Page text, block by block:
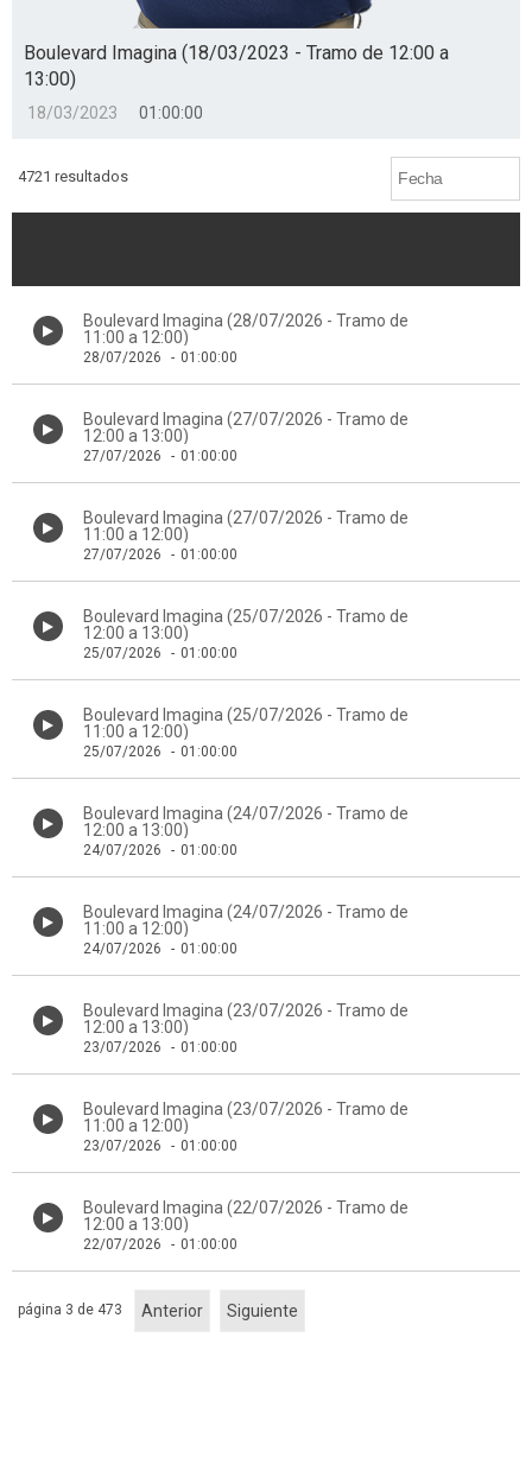
Boulevard Imagina (18/03/2023 - Tramo de 12:00 a
13:00)
18/03/2023 01:00:00
4721 resultados
Boulevard Imagina (28/07/2026 - Tramo de
11:00 a 12:00)
28/07/2026 - 01:00:00
Boulevard Imagina (27/07/2026 - Tramo de
12:00 a 13:00)
27/07/2026 - 01:00:00
Boulevard Imagina (27/07/2026 - Tramo de
11:00 a 12:00)
27/07/2026 - 01:00:00
Boulevard Imagina (25/07/2026 - Tramo de
12:00 a 13:00)
25/07/2026 - 01:00:00
Boulevard Imagina (25/07/2026 - Tramo de
11:00 a 12:00)
25/07/2026 - 01:00:00
Boulevard Imagina (24/07/2026 - Tramo de
12:00 a 13:00)
24/07/2026 - 01:00:00
Boulevard Imagina (24/07/2026 - Tramo de
11:00 a 12:00)
24/07/2026 - 01:00:00
Boulevard Imagina (23/07/2026 - Tramo de
12:00 a 13:00)
23/07/2026 - 01:00:00
Boulevard Imagina (23/07/2026 - Tramo de
11:00 a 12:00)
23/07/2026 - 01:00:00
Boulevard Imagina (22/07/2026 - Tramo de
12:00 a 13:00)
22/07/2026 - 01:00:00
Anterior Siguiente
página 3 de 473